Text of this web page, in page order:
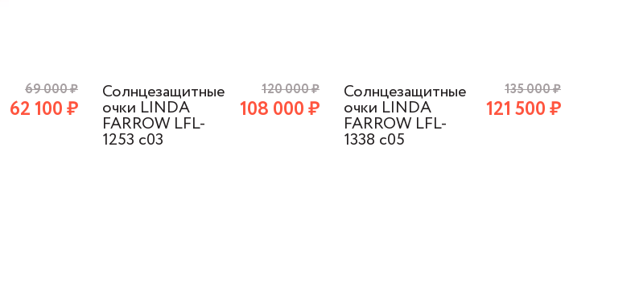
69 000₽
62 100₽
Солнцезащитные
очки LINDA
FARROW LFL-
1253 c03
120 000₽
108 000₽
Солнцезащитные
очки LINDA
FARROW LFL-
1338 c05
135 000₽
121 500₽